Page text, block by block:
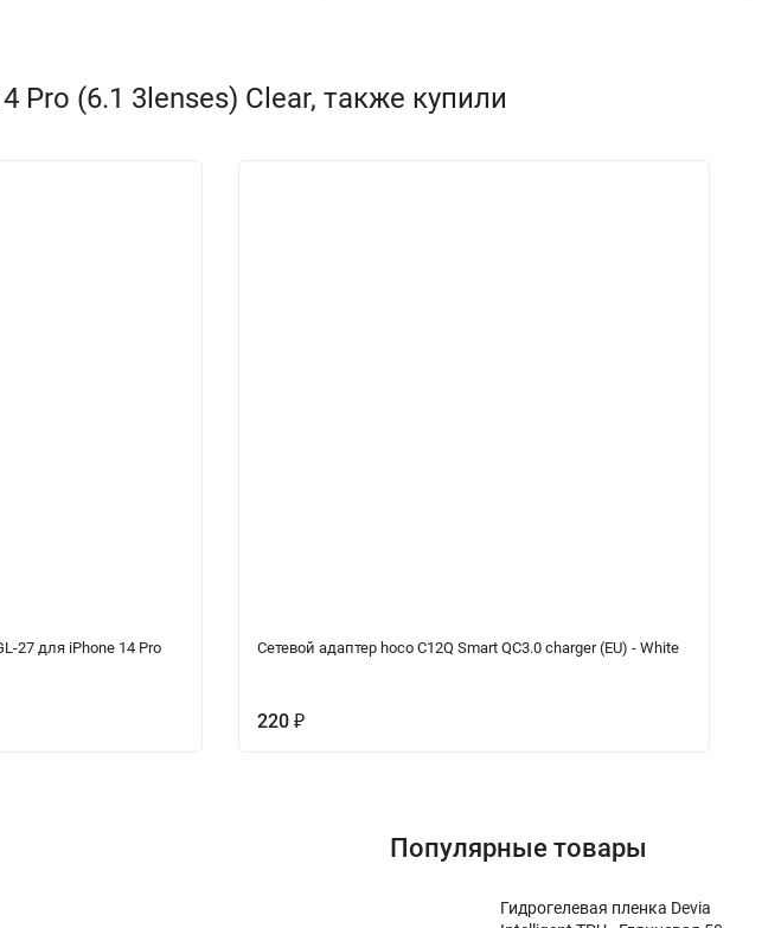
Pro (6.1 3lenses) Clear, также купили
27 для iPhone 14 Pro Сетевой адаптер hoco C12Q Smart QC3.0 charger (EU) - White
220 ₽
Популярные товары
Гидрогелевая пленка Devia